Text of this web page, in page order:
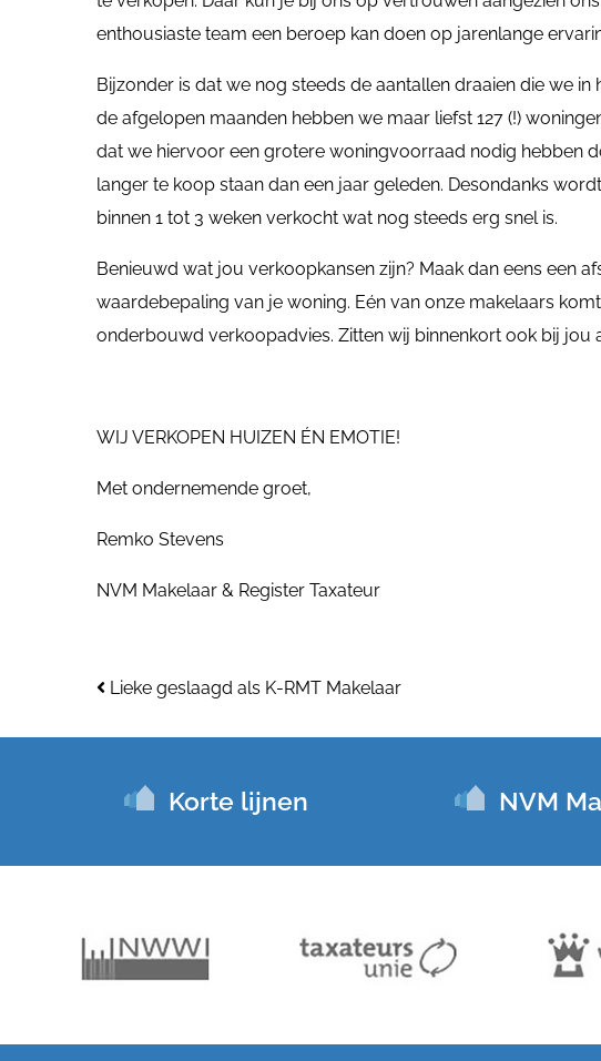
enthousiaste team een beroep kan doen op jarenlange
Bijzonder is dat we nog steeds de aantallen draaien die we in
de afgelopen maanden hebben we maar liefst 127 (!)
dat we hiervoor een grotere woningvoorraad nodig hebben
langer te koop staan dan een jaar geleden. Desondanks
binnen 1 tot 3 weken verkocht wat nog steeds erg snel is.
Benieuwd wat jou verkoopkansen zijn? Maak dan eens een
waardebepaling van je woning. Eén van onze makelaars
onderbouwd verkoopadvies. Zitten wij binnenkort ook bij jou
WIJ VERKOPEN HUIZEN ÉN EMOTIE!
Met ondernemende groet,
Remko Stevens
NVM Makelaar & Register Taxateur
Bericht navigatie
Lieke geslaagd als K-RMT Makelaar
Korte lijnen NVM